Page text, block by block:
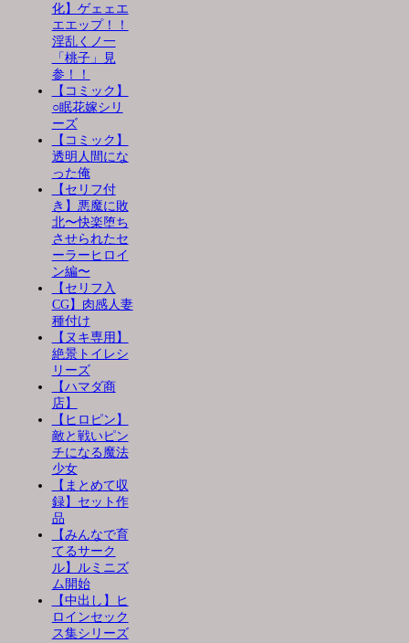
化】ゲェェエ
エエップ！！
淫乱くノ一
「桃子」見
参！！
【コミック】
○眠花嫁シリ
ーズ
【コミック】
透明人間にな
った俺
【セリフ付
き】悪魔に敗
北〜快楽堕ち
させられたセ
ーラーヒロイ
ン編〜
【セリフ入
CG】肉感人妻
種付け
【ヌキ専用】
絶景トイレシ
リーズ
【ハマダ商
店】
【ヒロピン】
敵と戦いピン
チになる魔法
少女
【まとめて収
録】セット作
品
【みんなで育
てるサーク
ル】ルミニズ
ム開始
【中出し】ヒ
ロインセック
ス集シリーズ